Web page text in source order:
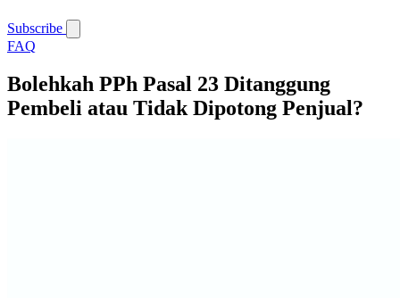
Subscribe
FAQ
Bolehkah PPh Pasal 23 Ditanggung
Pembeli atau Tidak Dipotong Penjual?